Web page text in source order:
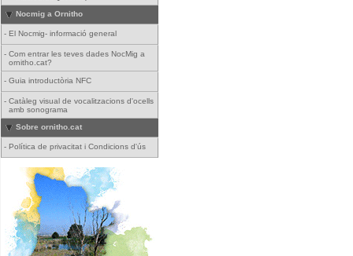
Nocmig a Ornitho
- El Nocmig- informació general
- Com entrar les teves dades NocMig a
ornitho.cat?
- Guia introductòria NFC
- Catàleg visual de vocalitzacions d'ocells
amb sonograma
Sobre ornitho.cat
- Política de privacitat i Condicions d'ús